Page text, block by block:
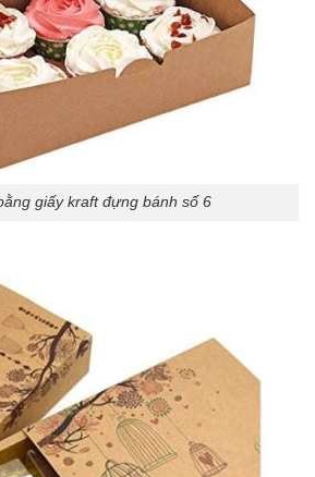
giấy kraft đựng bánh số 6